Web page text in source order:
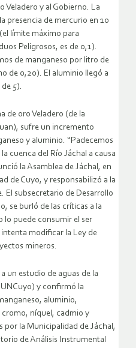
Veladero y al Gobierno. La
presencia de mercurio en 10
límite máximo para
Peligrosos, es de 0,1).
de manganeso por litro de
de 0,20). El aluminio llegó a
5).
de oro Veladero (de la
sufre un incremento
y aluminio. “Padecemos
cuenca del Río Jáchal a causa
la Asamblea de Jáchal, en
de Cuyo, y responsabilizó a la
El subsecretario de Desarrollo
se burló de las críticas a la
lo puede consumir el ser
modificar la Ley de
mineros.
un estudio de aguas de la
y confirmó la
aluminio,
níquel, cadmio y
por la Municipalidad de Jáchal,
de Análisis Instrumental